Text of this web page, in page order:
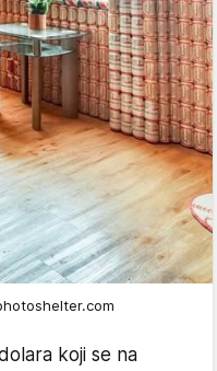
koji se na